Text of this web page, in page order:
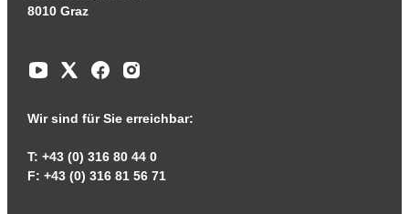
8010 Graz
Wir sind für Sie erreichbar:
T: +43 (0) 316 80 44 0
F: +43 (0) 316 81 56 71